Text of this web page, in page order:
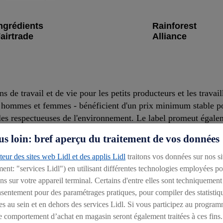
Rainforest
Alliance
de travail et de vie pour les petits producteurs et les
et femmes - bénéficient d'un prix minimum stable
respectueuses de l'environnement. Le label promeut
sûres.
le label Fairtrade pour les matières premières
loin: bref aperçu du traitement de vos données
des sites web Lidl et des applis Lidl traitons vos données sur nos
"services Lidl") en utilisant différentes technologies employées
sur votre appareil terminal. Certains d'entre elles sont techniquement
pour des paramétrages pratiques, pour compiler des
au sein et en dehors des services Lidl. Si vous participez au
comportement d’achat en magasin seront également traitées à ces fins.